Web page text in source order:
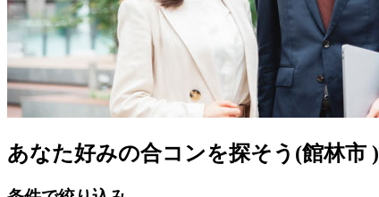
あなた好みの合コンを探そう(館林市 )